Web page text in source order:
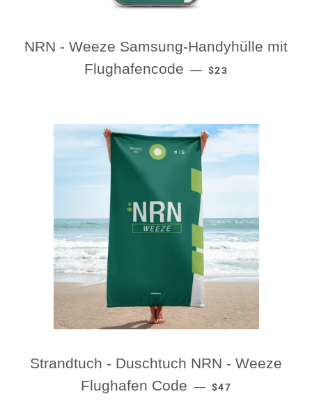
NRN - Weeze Samsung-Handyhülle mit
Flughafencode — REGULAR PRICE
$23
Strandtuch - Duschtuch NRN - Weeze
Flughafen Code — REGULAR PRICE
$47